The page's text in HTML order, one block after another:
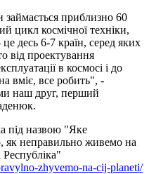
займається приблизно 60
цикл космічної техніки,
десь 6-7 країн, серед яких
від проектування
в космосі і до
вміє, все робить", -
наш друг, перший
під назвою "Яке
як неправильно живемо на
zhyvemo-na-cij-planeti/